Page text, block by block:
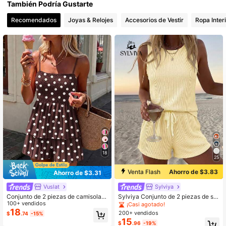
También Podría Gustarte
Recomendados Joyas & Relojes Accesorios de Vestir Ropa
18
Ahorro de $3.31
Vuslat
Conjunto de 2 piezas de camisola y
shorts con estampado de rayas mul
ticolor, fruncido y bolsillos, para muj
er, estilo casual de verano para ir al
100+ vendidos
$18.74 -15%
25
Venta Flash Ahorro de $3.83
Sylviya
Sylviya Conjunto de 2 piezas de sh
orts de verano con textura casual p
ara mujer
¡Casi agotado!
200+ vendidos
$15.96 -19%